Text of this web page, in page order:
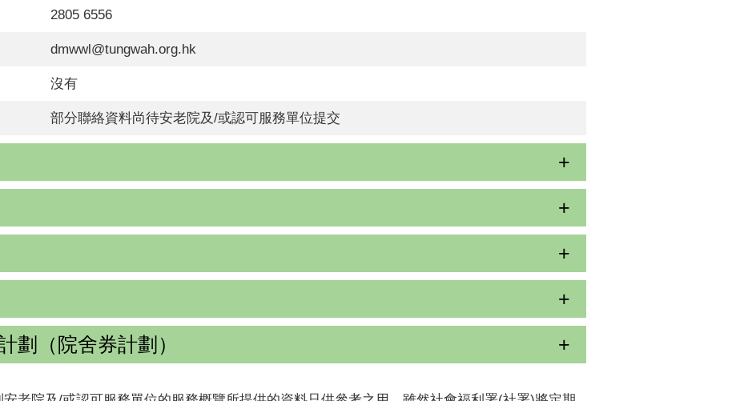
2805 6556
dmwwl@tungwah.org.hk
沒有
部分聯絡資料尚待安老院及/或認可服務單位提交
劃（院舍券計劃）